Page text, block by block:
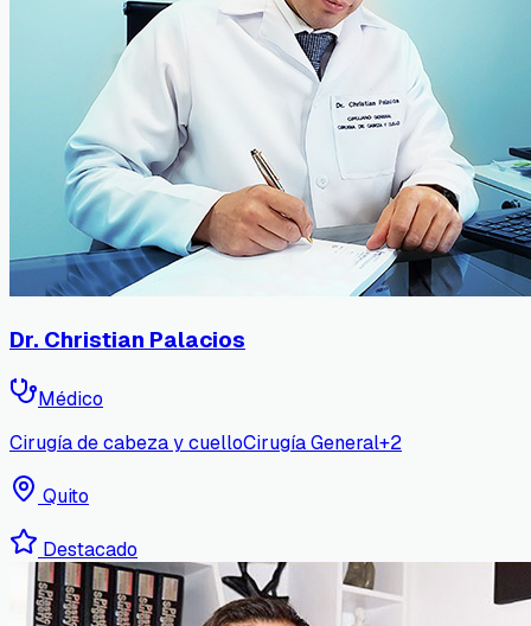
Dr. Christian Palacios
Médico
Cirugía de cabeza y cuelloCirugía General+2
Quito
Destacado